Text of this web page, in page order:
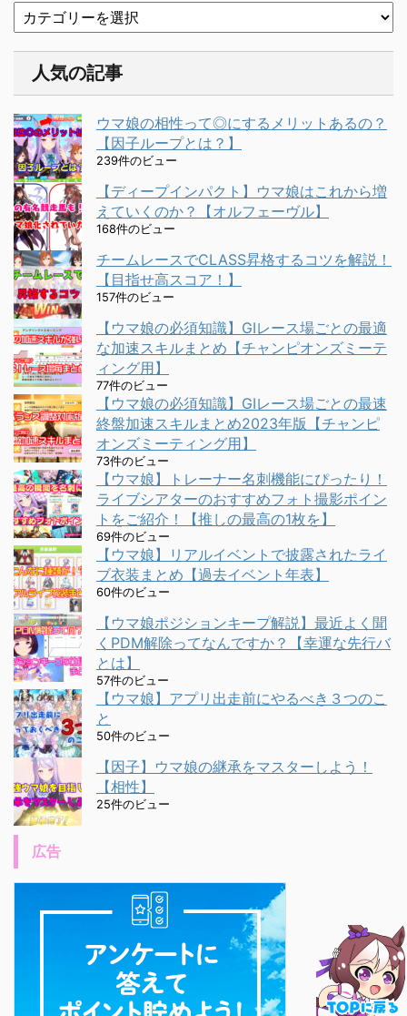
人気の記事
ウマ娘の相性って◎にするメリットあるの？
【因子ループとは？】
239件のビュー
【ディープインパクト】ウマ娘はこれから増
えていくのか？【オルフェーヴル】
168件のビュー
チームレースでCLASS昇格するコツを解説！
【目指せ高スコア！】
157件のビュー
【ウマ娘の必須知識】GⅠレース場ごとの最適
な加速スキルまとめ【チャンピオンズミーテ
ィング用】
77件のビュー
【ウマ娘の必須知識】GⅠレース場ごとの最速
終盤加速スキルまとめ2023年版【チャンピ
オンズミーティング用】
73件のビュー
【ウマ娘】トレーナー名刺機能にぴったり！
ライブシアターのおすすめフォト撮影ポイン
トをご紹介！【推しの最高の1枚を】
69件のビュー
【ウマ娘】リアルイベントで披露されたライ
ブ衣装まとめ【過去イベント年表】
60件のビュー
【ウマ娘ポジションキープ解説】最近よく聞
くPDM解除ってなんですか？【幸運な先行バ
とは】
57件のビュー
【ウマ娘】アプリ出走前にやるべき３つのこ
と
50件のビュー
【因子】ウマ娘の継承をマスターしよう！
【相性】
25件のビュー
広告